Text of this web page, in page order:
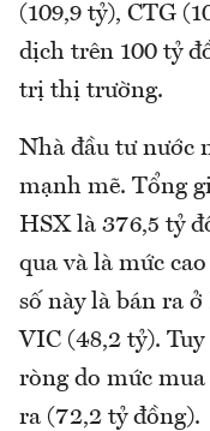
(109,9 tỷ), CTG
dịch trên 100 tỷ
trị thị trường.
Nhà đầu tư nước
mạnh mẽ. Tổng
HSX là 376,5 tỷ
qua và là mức
số này là bán ra
VIC (48,2 tỷ).
ròng do mức
ra (72,2 tỷ đồng).